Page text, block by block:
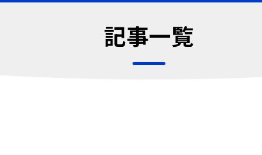
記事一覧